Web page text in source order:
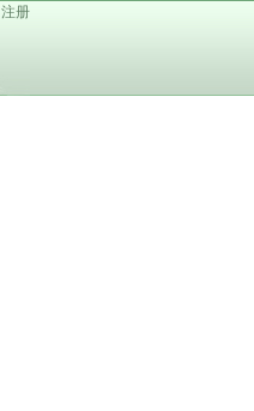
注册